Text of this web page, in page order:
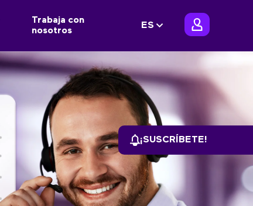
Trabaja con
nosotros
ES
¡SUSCRÍBETE!